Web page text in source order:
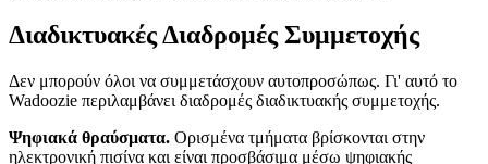
Διαδικτυακές Διαδρομές Συμμετοχής
Δεν μπορούν όλοι να συμμετάσχουν αυτοπροσώπως. Γι' αυτό το
Wadoozie περιλαμβάνει διαδρομές διαδικτυακής συμμετοχής.
Ψηφιακά θραύσματα. Ορισμένα τμήματα βρίσκονται στην
ηλεκτρονική πισίνα και είναι προσβάσιμα μέσω ψηφιακής